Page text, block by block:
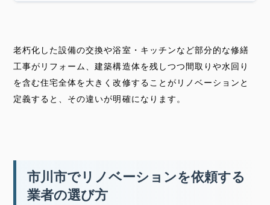
老朽化した設備の交換や浴室・キッチンなど部分的な修繕
工事がリフォーム、建築構造体を残しつつ間取りや水回り
を含む住宅全体を大きく改修することがリノベーションと
定義すると、その違いが明確になります。
市川市でリノベーションを依頼する
業者の選び方